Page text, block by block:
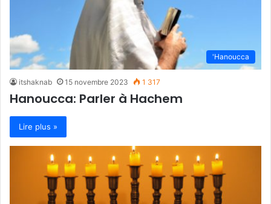
'Hanoucca
itshaknab 15 novembre 2023 1 317
Hanoucca: Parler à Hachem
Lire plus »